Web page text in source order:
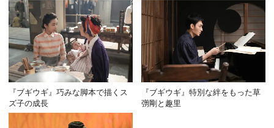
『ブギウギ』巧みな脚本で描くス
ズ子の成長
『ブギウギ』特別な絆をもった草
彅剛と趣里